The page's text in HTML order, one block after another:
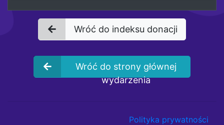
Wróć do indeksu donacji
Wróć do strony głównej
wydarzenia
Polityka prywatności